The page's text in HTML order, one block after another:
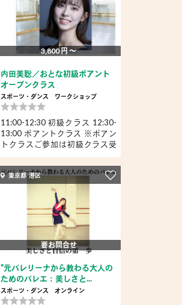
3,800 円 〜
内田美聡／おとな初級ポアント
オープンクラス
スポーツ・ダンス ワークショップ
11:00-12:30 初級クラス 12:30-
13:00 ポアントクラス ※ポアン
トクラスご参加は初級クラス受
東京都 港区
要お問合せ
"元バレリーナから教わる大人の
ためのバレエ：美しさと...
スポーツ・ダンス オンライン